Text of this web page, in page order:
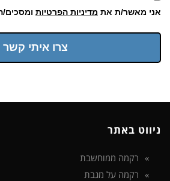
אני מאשר/ת את מדיניות הפרטיות
צרו איתי קשר
ניווט באתר
רקמה ממוחשבת
רקמה על מגבת